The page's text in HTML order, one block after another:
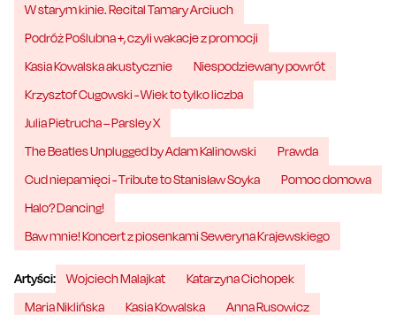
W starym kinie. Recital Tamary Arciuch
Podróż Poślubna +, czyli wakacje z promocji
Kasia Kowalska akustycznie
Niespodziewany powrót
Krzysztof Cugowski - Wiek to tylko liczba
Julia Pietrucha – Parsley X
The Beatles Unplugged by Adam Kalinowski
Prawda
Cud niepamięci - Tribute to Stanisław Soyka
Pomoc domowa
Halo? Dancing!
Baw mnie! Koncert z piosenkami Seweryna Krajewskiego
Artyści: Wojciech Malajkat
Katarzyna Cichopek
Maria Niklińska
Kasia Kowalska
Anna Rusowicz